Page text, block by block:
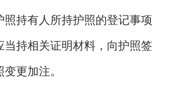
持有人所持护照的登记事项
当持相关证明材料，向护照签
更加注。